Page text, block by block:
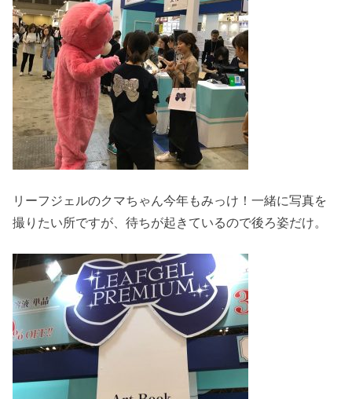
リーフジェルのクマちゃん今年もみっけ！一緒に写真を
撮りたい所ですが、待ちが起きているので後ろ姿だけ。